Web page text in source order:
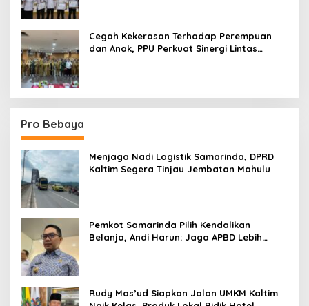
Cegah Kekerasan Terhadap Perempuan
dan Anak, PPU Perkuat Sinergi Lintas
Pro Bebaya
Menjaga Nadi Logistik Samarinda, DPRD
Kaltim Segera Tinjau Jembatan Mahulu
Pemkot Samarinda Pilih Kendalikan
Belanja, Andi Harun: Jaga APBD Lebih
Rudy Mas’ud Siapkan Jalan UMKM Kaltim